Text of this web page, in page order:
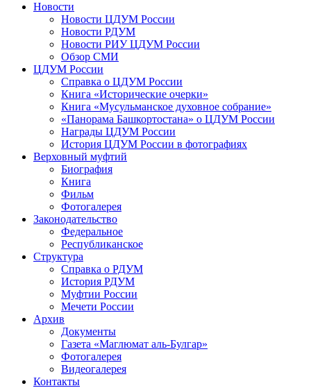
Новости
Новости ЦДУМ России
Новости РДУМ
Новости РИУ ЦДУМ России
Обзор СМИ
ЦДУМ России
Справка о ЦДУМ России
Книга «Исторические очерки»
Книга «Мусульманское духовное собрание»
«Панорама Башкортостана» о ЦДУМ России
Награды ЦДУМ России
История ЦДУМ России в фотографиях
Верховный муфтий
Биография
Книга
Фильм
Фотогалерея
Законодательство
Федеральное
Республиканское
Структура
Справка о РДУМ
История РДУМ
Муфтии России
Мечети России
Архив
Документы
Газета «Маглюмат аль-Булгар»
Фотогалерея
Видеогалерея
Контакты